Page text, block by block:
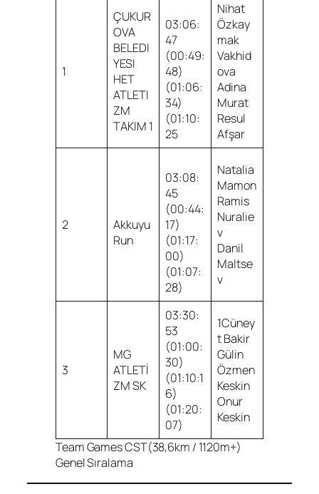
1
ÇUKUR
OVA
BELEDI
YESI
HET
ATLETI
ZM
TAKIM 1
03:06:
47
(00:49:
48)
(01:06:
34)
(01:10:
25
Nihat
Özkay
mak
Vakhid
ova
Adina
Murat
Resul
Afşar
2
Akkuyu
Run
03:08:
45
(00:44:
17)
(01:17:
00)
(01:07:
28)
Natalia
Mamon
Ramis
Nuralie
v
Danil
Maltse
v
3
MG
ATLETİ
ZM SK
03:30:
53
(01:00:
30)
(01:10:1
6)
(01:20:
07)
1Cüney
t Bakir
Gülin
Özmen
Keskin
Onur
Keskin
Team Games CST(38,6km / 1120m+)
Genel Sıralama